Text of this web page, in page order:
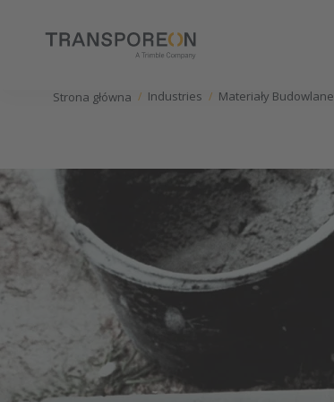
Strona główna Industries Materiały Budowlane